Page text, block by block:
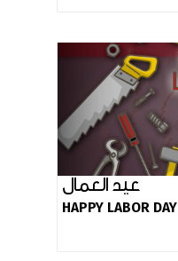
عيد العمال
HAPPY LABOR DAY